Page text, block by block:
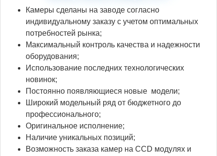
Камеры сделаны на заводе согласно
индивидуальному заказу c учетом оптимальных
потребностей рынка;
Максимальный контроль качества и надежности
оборудования;
Использование последних технологических
новинок;
Постоянно появляющиеся новые модели;
Широкий модельный ряд от бюджетного до
профессионального;
Оригинальное исполнение;
Наличие уникальных позиций;
Возможность заказа камер на CCD модулях и